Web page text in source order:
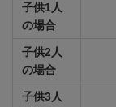
子供1人
の場合
子供2人
の場合
子供3人